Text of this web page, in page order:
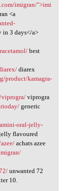
imigran/">imi
<a
in 3 days</a>
best
diarex
product/kamagra-
viprogra/viprogra
generic
oral-jelly-
flavoured
achats azee
unwanted 72
10.